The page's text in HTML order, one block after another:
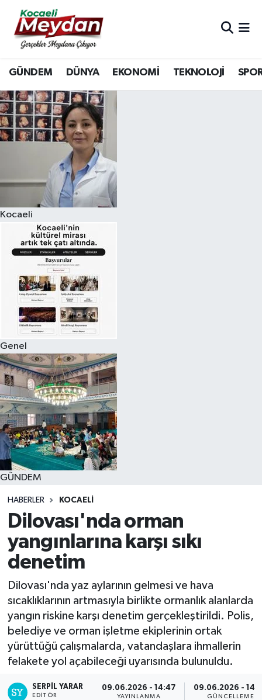
GÜNDEM DÜNYA EKONOMİ TEKNOLOJİ
Kocaeli
Genel
GÜNDEM
HABERLER KOCAELI
Dilovası'nda orman
yangınlarına karşı sıkı
denetim
Dilovası'nda yaz aylarının gelmesi ve hava
sıcaklıklarının artmasıyla birlikte ormanlık alanlarda
yangın riskine karşı denetim gerçekleştirildi. Polis,
belediye ve orman işletme ekiplerinin ortak
yürüttüğü çalışmalarda, vatandaşlara ihmallerin
felakete yol açabileceği uyarısında bulunuldu.
SERPİL YARAR
EDITÖR
09.06.2026 - 14:47
YAYINLANMA
09.06.2026 -
GÜNCELLEME
Nöbetçi Eczaneler
Hava Durumu
Trafik Durumu
Süper Lig Puan Durumu ve Fikstür
Tüm Manşetler
Son Dakika Haberleri
Haber Arşivi